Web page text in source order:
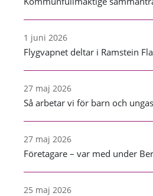
1 juni 2026
Flygvapnet deltar i Ramstein
27 maj 2026
Så arbetar vi för barn och
27 maj 2026
Företagare – var med under
25 maj 2026